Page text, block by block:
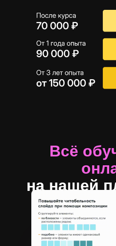
Всё
на нашей